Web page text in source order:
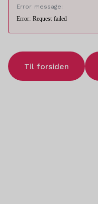
Error message:
Error: Request failed
Til forsiden